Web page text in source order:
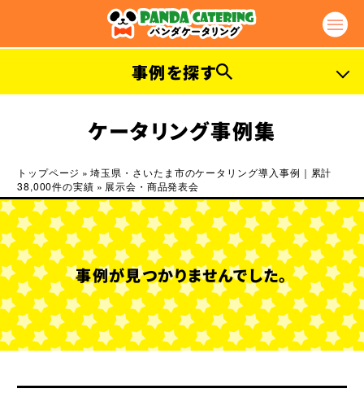
ケータリング事例集
トップページ »埼玉県・さいたま市のケータリング導入事例｜累計
38,000件の実績 » 展示会・商品発表会
事例を探す
カジュアルプラン
ガッツリプラン ラグジュアリープラン
プラチナプラン セレブリティープラン
ベジタリアンプラン ビーガンプラン
ハラルプラン
事例が見つかりませんでした。